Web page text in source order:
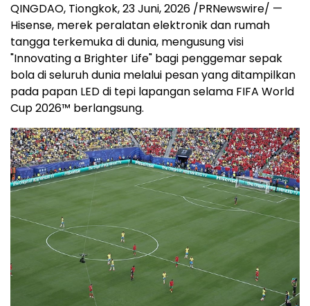
QINGDAO, Tiongkok,23 Juni, 2026 /PRNewswire/ —
Hisense, merek peralatan elektronik dan rumah
tangga terkemuka di dunia, mengusung visi
"Innovating a Brighter Life" bagi penggemar sepak
bola di seluruh dunia melalui pesan yang ditampilkan
pada papan LED di tepi lapangan selama FIFA World
Cup 2026™ berlangsung.